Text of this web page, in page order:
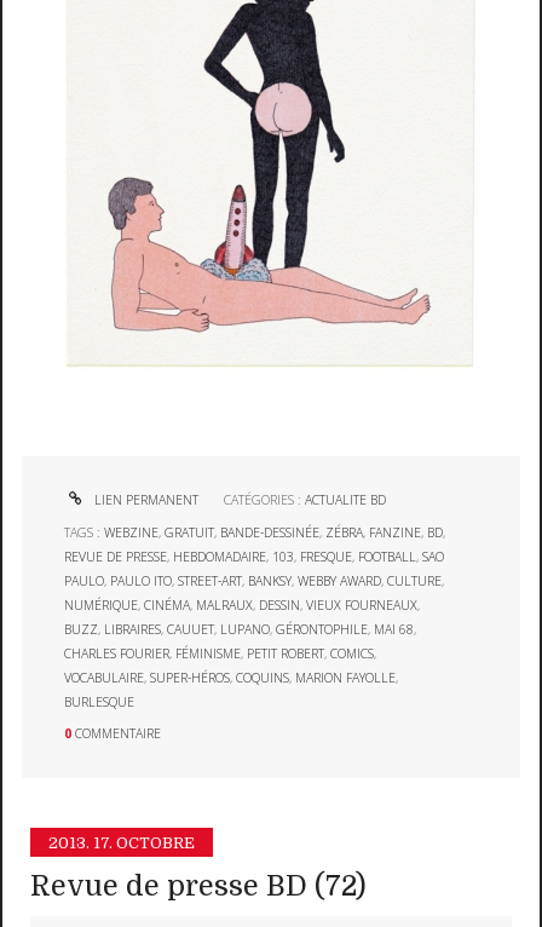
LIEN PERMANENT CATÉGORIES :ACTUALITE BD
TAGS :WEBZINE,GRATUIT, BANDE-DESSINÉE, ZÉBRA, FANZINE, BD,
REVUE DE PRESSE, HEBDOMADAIRE, 103, FRESQUE, FOOTBALL,SAO
PAULO, PAULO ITO,STREET-ART, BANKSY,WEBBY AWARD,CULTURE,
NUMÉRIQUE,CINÉMA, MALRAUX, DESSIN,VIEUX FOURNEAUX,
BUZZ, LIBRAIRES,CAUUET, LUPANO,GÉRONTOPHILE, MAI 68,
CHARLES FOURIER, FÉMINISME, PETIT ROBERT,COMICS,
VOCABULAIRE,SUPER-HÉROS,COQUINS, MARION FAYOLLE,
BURLESQUE
0 COMMENTAIRE
2013. 17. OCTOBRE
Revue de presse BD (72)